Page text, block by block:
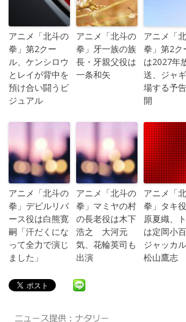
アニメ「北斗の
拳」第2クー
ル、ケンシロウ
とレイが背中を
預け合い闘うビ
ジュアル
アニメ「北斗の
拳」牙一族の族
長・牙親父役は
一条和矢
アニメ「
拳」第2ク
は2027年
送、ジャ
場する予
開
アニメ「北斗の
拳」デビルリバ
ース役は白熊寛
嗣「汗だくにな
って全力で演じ
ました」
アニメ「北斗の
拳」マミヤの村
の長老役は木下
浩之 大河元
気、花輪英司も
出演
アニメ「
拳」タキ
原夏織、
は定岡小百
ジャッカ
松山鷹志